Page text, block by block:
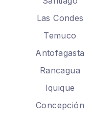
Las Condes
Temuco
Antofagasta
Rancagua
Iquique
Concepción